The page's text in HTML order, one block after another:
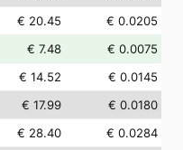
€ 20.45
€ 0.0205
€ 7.48
€ 0.0075
€ 14.52
€ 0.0145
€ 17.99
€ 0.0180
€ 28.40
€ 0.0284